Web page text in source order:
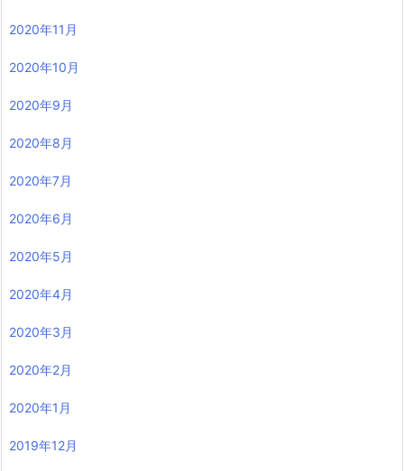
2020年11月
2020年10月
2020年9月
2020年8月
2020年7月
2020年6月
2020年5月
2020年4月
2020年3月
2020年2月
2020年1月
2019年12月